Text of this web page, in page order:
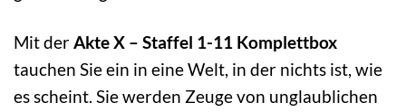
Mit derAkte X – Staffel 1-11 Komplettbox
tauchen Sie ein in eine Welt, in der nichts ist, wie
es scheint. Sie werden Zeuge von unglaublichen